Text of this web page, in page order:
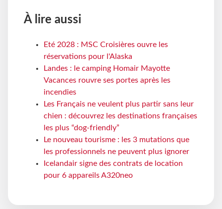
À lire aussi
Eté 2028 : MSC Croisières ouvre les
réservations pour l'Alaska
Landes : le camping Homair Mayotte
Vacances rouvre ses portes après les
incendies
Les Français ne veulent plus partir sans leur
chien : découvrez les destinations françaises
les plus “dog-friendly”
Le nouveau tourisme : les 3 mutations que
les professionnels ne peuvent plus ignorer
Icelandair signe des contrats de location
pour 6 appareils A320neo